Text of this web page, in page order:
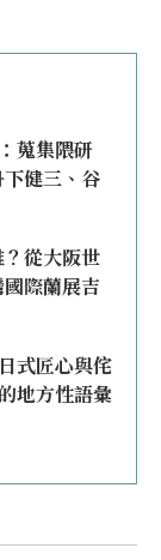
蒐集隈研
健三、谷
從大阪世
際蘭展吉
式匠心與侘
地方性語彙